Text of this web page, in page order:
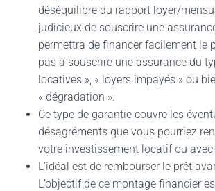
déséquilibre du rapport loyer/
judicieux de souscrire une
permettra de financer facilement le
pas à souscrire une assurance du
locatives », « loyers impayés » ou
« dégradation ».
Ce type de garantie couvre les
désagréments que vous pourriez
votre investissement locatif ou
L’idéal est de rembourser le prêt
L’objectif de ce montage financier